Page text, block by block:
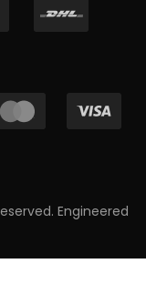
Engineered